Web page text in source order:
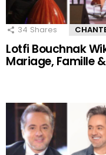
34 Shares
Lotfi Bouchnak
Mariage, Famille